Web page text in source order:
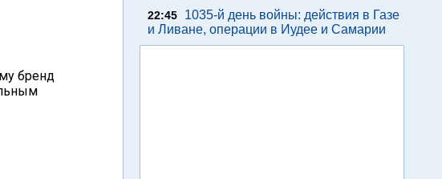
бренд
22:45
1035-й день войны: действия в Газе
и Ливане, операции в Иудее и Самарии